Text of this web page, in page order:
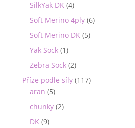
SilkYak DK (4)
Soft Merino 4ply (6)
Soft Merino DK (5)
Yak Sock (1)
Zebra Sock (2)
Příze podle síly (117)
aran (5)
chunky (2)
DK (9)